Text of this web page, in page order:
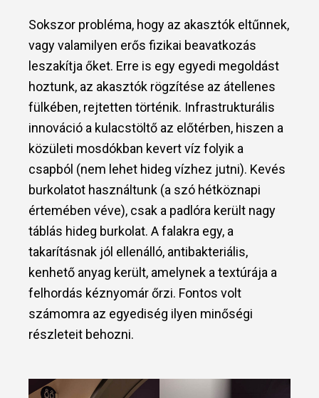
Sokszor probléma, hogy az akasztók eltűnnek,
vagy valamilyen erős fizikai beavatkozás
leszakítja őket. Erre is egy egyedi megoldást
hoztunk, az akasztók rögzítése az átellenes
fülkében, rejtetten történik. Infrastrukturális
innováció a kulacstöltő az előtérben, hiszen a
közületi mosdókban kevert víz folyik a
csapból (nem lehet hideg vízhez jutni). Kevés
burkolatot használtunk (a szó hétköznapi
értemében véve), csak a padlóra került nagy
táblás hideg burkolat. A falakra egy, a
takarításnak jól ellenálló, antibakteriális,
kenhető anyag került, amelynek a textúrája a
felhordás kéznyomár őrzi. Fontos volt
számomra az egyediség ilyen minőségi
részleteit behozni.